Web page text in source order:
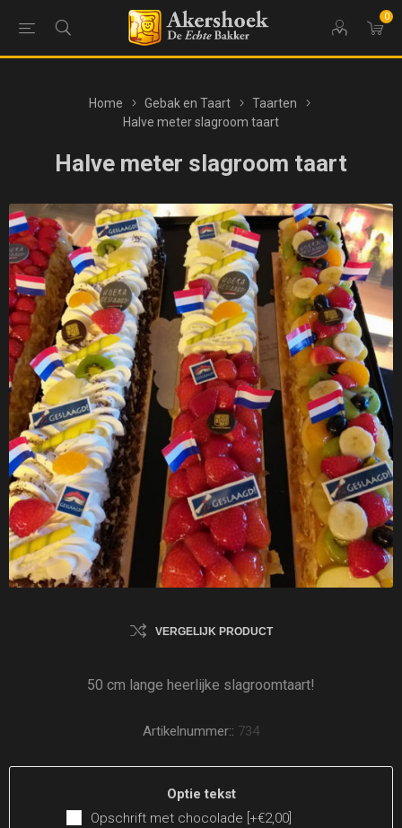
0
Home Gebak en Taart
Taarten
Halve meter slagroom taart
Halve meter slagroom taart
VERGELIJK PRODUCT
50 cm lange heerlijke slagroomtaart!
Artikelnummer:: 734
Optie tekst
Opschrift met chocolade [+€2,00]